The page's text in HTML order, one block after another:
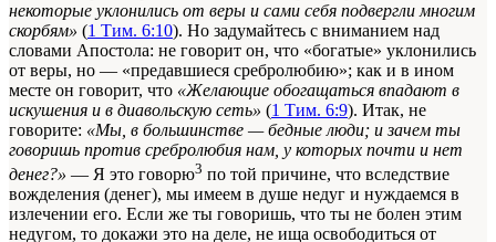
некоторые уклонились от веры и сами себя подвергли многим
скорбям» (1 Тим. 6:10). Но задумайтесь с вниманием над
словами Апостола: не говорит он, что «богатые» уклонились
от веры, но — «предавшиеся сребролюбию»; как и в ином
месте он говорит, что «Желающие обогащаться впадают в
искушения и в диавольскую сеть» (1 Тим. 6:9). Итак, не
говорите: «Мы, в большинстве — бедные люди; и зачем ты
говоришь против сребролюбия нам, у которых почти и нет
денег?» — Я это говорю3 по той причине, что вследствие
вожделения (денег), мы имеем в душе недуг и нуждаемся в
излечении его. Если же ты говоришь, что ты не болен этим
недугом, то докажи это на деле, не ища освободиться от